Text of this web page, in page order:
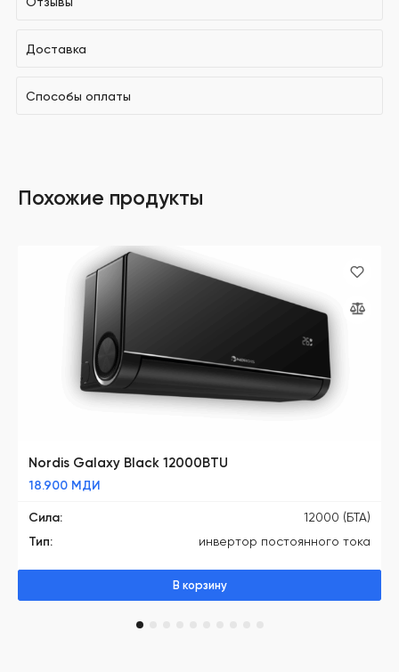
Доставка
Способы оплаты
Похожие продукты
Nordis Galaxy Black 12000BTU
18.900 МДИ
Сила:
12000 (БТА)
Тип: инвертор постоянного тока
В корзину
4